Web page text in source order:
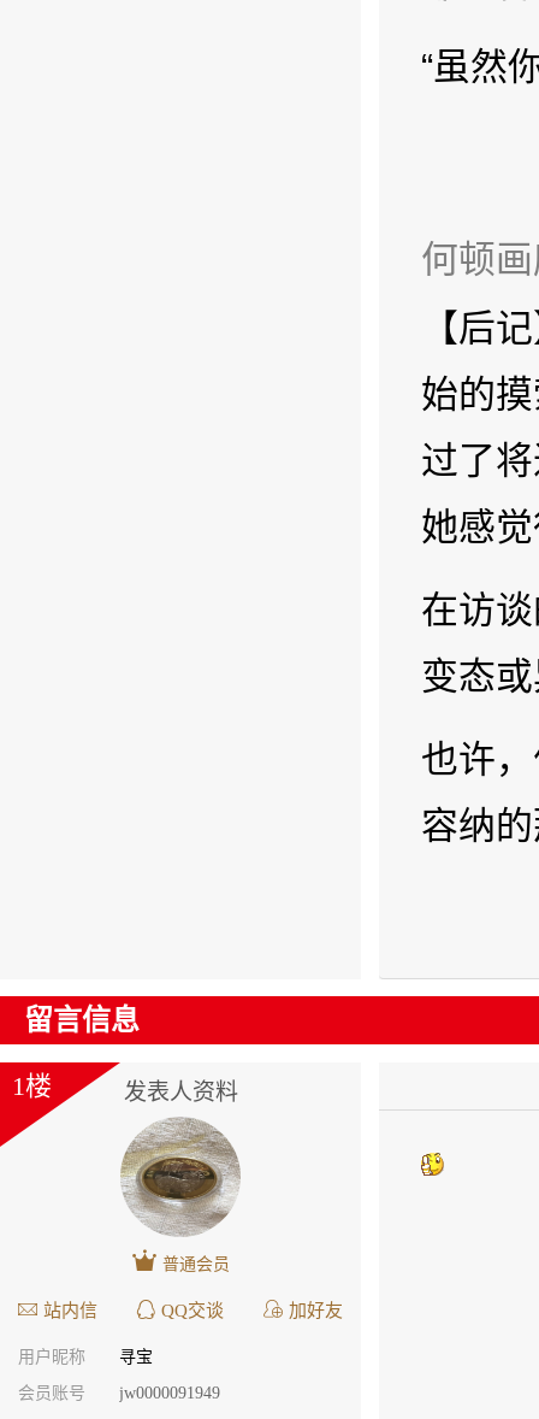
“虽然
何顿
【后
始的
过了
她感
在访
变态
也许
容纳
留言信息
发表人资料
1楼
普通会员
站内信 QQ交谈 加好友
用户昵称
寻宝
会员账号
jw0000091949